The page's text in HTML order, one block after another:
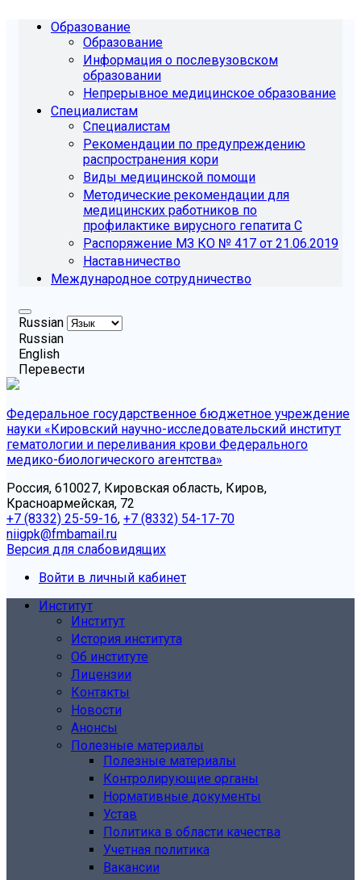
Образование
Образование
Информация о послевузовском
образовании
Непрерывное медицинское образование
Специалистам
Специалистам
Рекомендации по предупреждению
распространения кори
Виды медицинской помощи
Методические рекомендации для
медицинских работников по
профилактике вирусного гепатита С
Распоряжение МЗ КО № 417 от 21.06.2019
Наставничество
Международное сотрудничество
Russian
Russian
English
Перевести
Федеральное государственное бюджетное учреждение
науки «Кировский научно-исследовательский институт
гематологии и переливания крови Федерального
медико-биологического агентства»
Россия, 610027, Кировская область, Киров,
Красноармейская, 72
+7 (8332) 25-59-16, +7 (8332) 54-17-70
niigpk@fmbamail.ru
Версия для слабовидящих
Войти в личный кабинет
Институт
Институт
История института
Об институте
Лицензии
Контакты
Новости
Анонсы
Полезные материалы
Полезные материалы
Контролирующие органы
Нормативные документы
Устав
Политика в области качества
Учетная политика
Вакансии